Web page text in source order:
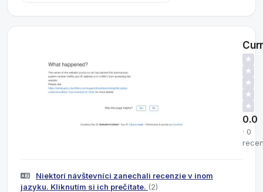
★
★
★
★
★
0.0
· 0
Niektorí návštevníci zanechali recenzie v inom
jazyku. Kliknutím si ich prečítate. (2)